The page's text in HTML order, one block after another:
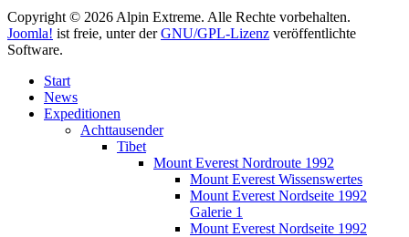
Copyright © 2026 Alpin Extreme. Alle Rechte vorbehalten.
Joomla! ist freie, unter derGNU/GPL-Lizenz veröffentlichte
Software.
Start
News
Expeditionen
Achttausender
Tibet
Mount Everest Nordroute 1992
Mount Everest Wissenswertes
Mount Everest Nordseite 1992
Galerie 1
Mount Everest Nordseite 1992